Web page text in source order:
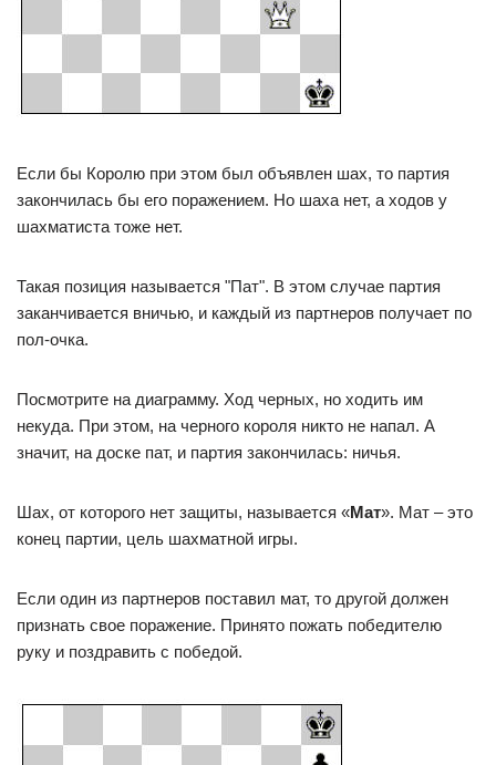
Если бы Королю при этом был объявлен шах, то партия
закончилась бы его поражением. Но шаха нет, а ходов у
шахматиста тоже нет.
Такая позиция называется "Пат". В этом случае партия
заканчивается вничью, и каждый из партнеров получает по
пол-очка.
Посмотрите на диаграмму. Ход черных, но ходить им
некуда. При этом, на черного короля никто не напал. А
значит, на доске пат, и партия закончилась: ничья.
Шах, от которого нет защиты, называется «Мат». Мат – это
конец партии, цель шахматной игры.
Если один из партнеров поставил мат, то другой должен
признать свое поражение. Принято пожать победителю
руку и поздравить с победой.